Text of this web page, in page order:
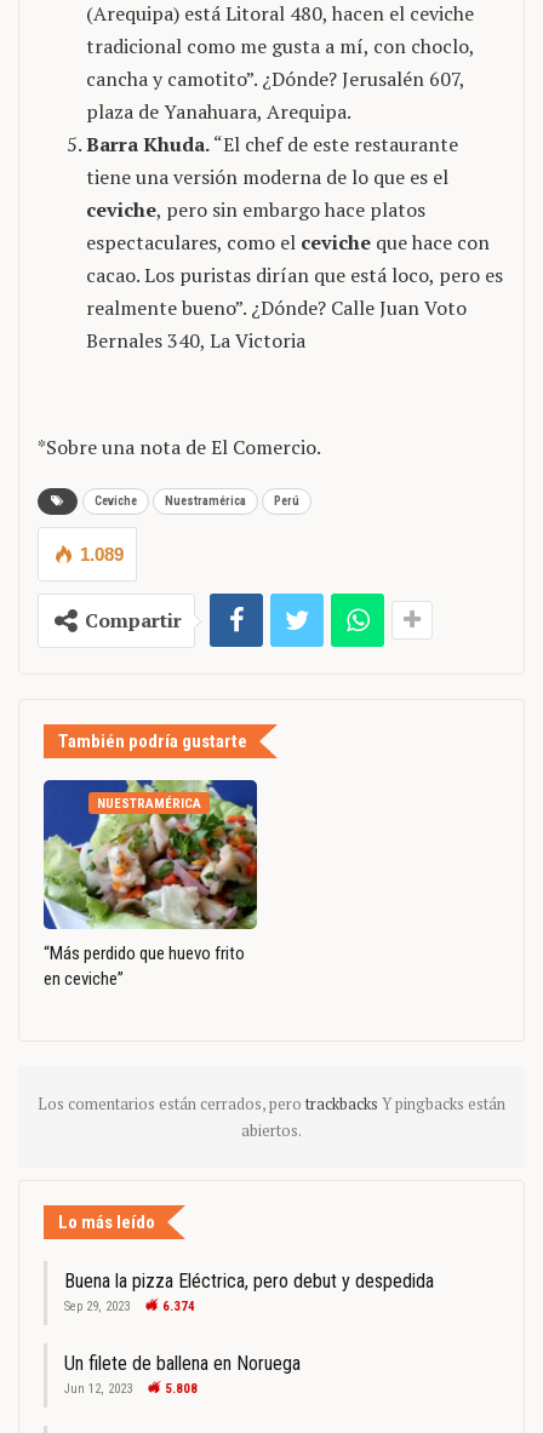
(Arequipa) está Litoral 480, hacen el ceviche
tradicional como me gusta a mí, con choclo,
cancha y camotito”. ¿Dónde? Jerusalén 607,
plaza de Yanahuara, Arequipa.
Barra Khuda.“El chef de este restaurante
tiene una versión moderna de lo que es el
ceviche, pero sin embargo hace platos
espectaculares, como el ceviche que hace con
cacao. Los puristas dirían que está loco, pero es
realmente bueno”. ¿Dónde? Calle Juan Voto
Bernales 340, La Victoria
*Sobre una nota de El Comercio.
Ceviche Nuestramérica Perú
1.089
Compartir
También podría gustarte
NUESTRAMÉRICA
“Más perdido que huevo frito
en ceviche”
Los comentarios están cerrados, pero trackbacks Y pingbacks están
abiertos.
Lo más leído
Buena la pizza Eléctrica, pero debut y despedida
Sep 29, 2023 6.374
Un filete de ballena en Noruega
Jun 12, 2023 5.808